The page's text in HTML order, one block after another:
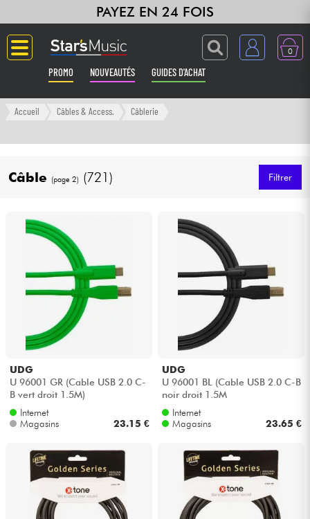
PAYEZ EN 24 FOIS
0
PROMO NOUVEAUTÉS GUIDES D'ACHAT
Langue
Amplis & Effets
Synthés & Sampleurs
Home Studio
Casques
DJ
Eclairage
Batteries & Percu
Accueil Câbles & Access. Câblerie
Câble (page 2) (721) Filtrer
UDG
U 96001 GR (Cable USB 2.0 C-
B vert droit 1.5M)
Internet
Magasins
23.15 €
UDG
U 96001 BL (Cable USB 2.0 C-B
noir droit 1.5M
Internet
Magasins
23.65 €